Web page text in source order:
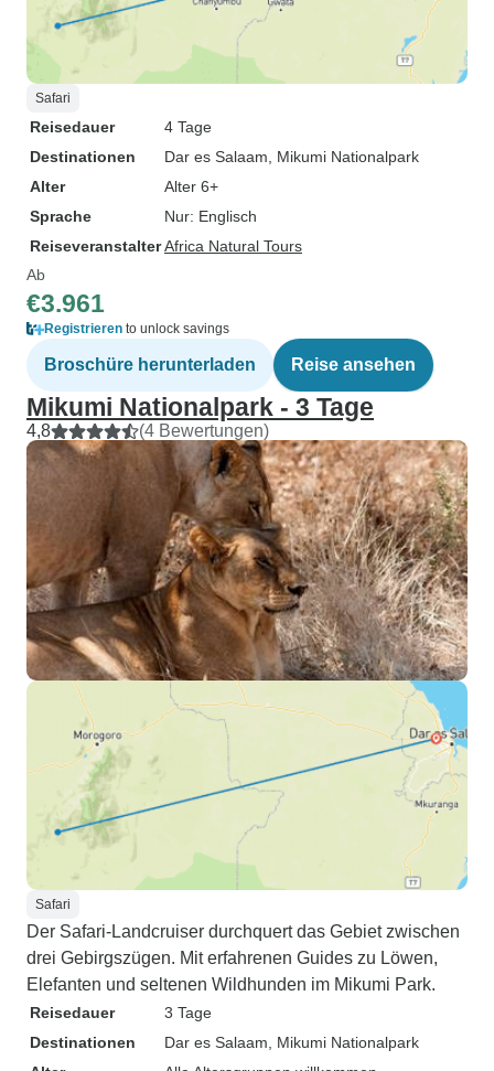
Safari
Reisedauer
4 Tage
Destinationen
Dar es Salaam , Mikumi Nationalpark
Alter
Alter 6+
Sprache
Nur: Englisch
ReiseveranstalterAfrica Natural Tours
Ab
€3.961
Registrieren to unlock savings
Broschüre herunterladen Reise ansehen
Mikumi Nationalpark - 3 Tage
4,8 (4 Bewertungen)
Safari
Der Safari-Landcruiser durchquert das Gebiet zwischen
drei Gebirgszügen. Mit erfahrenen Guides zu Löwen,
Elefanten und seltenen Wildhunden im Mikumi Park.
Reisedauer
3 Tage
Destinationen
Dar es Salaam , Mikumi Nationalpark